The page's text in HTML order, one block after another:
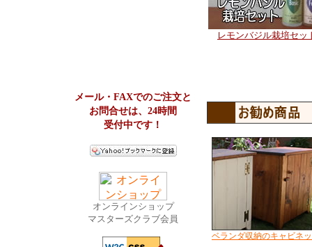
メール・FAXでのご注文と
お問合せは、24時間
受付中です！
オンラインショップ
マスターズクラブ会員
レモンバジル栽培セッ
ベランダ収納のキャビネ